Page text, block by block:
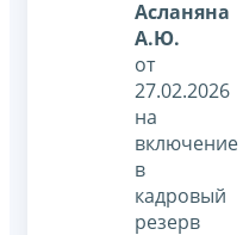
Асланяна
А.Ю.
от
27.02.2026
на
включение
в
кадровый
резерв